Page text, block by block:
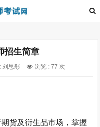
招生简章
刘思彤 浏览 : 77 次
货及衍生品市场，掌握